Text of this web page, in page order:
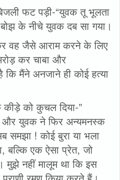
फट पड़ी-“युवक तू भूलता
के नीचे युवक दब सा गया।
वह जैसे आराम करने के लिए
कर चाबा और
कि मैंने अनजाने ही कोई हत्या
कीड़े को कुचल दिया-”
और युवक ने फिर अन्यमनस्क
समझा ! कोई बुरा या भला
बल्कि एक ऐसा प्रेत, जो
मुझे नहीं मालूम था कि इस